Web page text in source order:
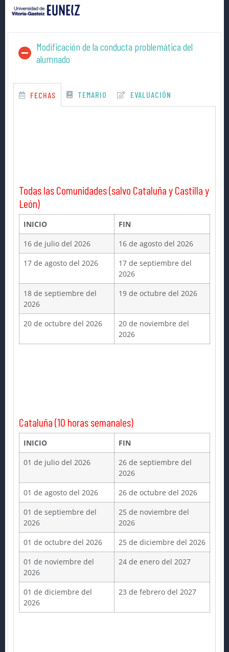
Modificación de la conducta problemática del
alumnado
FECHAS TEMARIO EVALUACIÓN
Todas las Comunidades (salvo Cataluña y Castilla y
León)
INICIO
FIN
16 de julio del 2026
16 de agosto del 2026
17 de agosto del 2026
17 de septiembre del
2026
18 de septiembre del
2026
19 de octubre del 2026
20 de octubre del 2026
20 de noviembre del
2026
Cataluña (10 horas semanales)
INICIO
FIN
01 de julio del 2026
26 de septiembre del
2026
01 de agosto del 2026
26 de octubre del 2026
01 de septiembre del
2026
25 de noviembre del
2026
01 de octubre del 2026
25 de diciembre del 2026
01 de noviembre del
2026
24 de enero del 2027
01 de diciembre del
2026
23 de febrero del 2027